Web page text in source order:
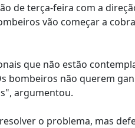
de terça-feira com a
vão começar a
que não estão
bombeiros não querem
argumentou.
o problema, mas